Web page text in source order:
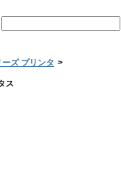
ズ プリンタ >
ス